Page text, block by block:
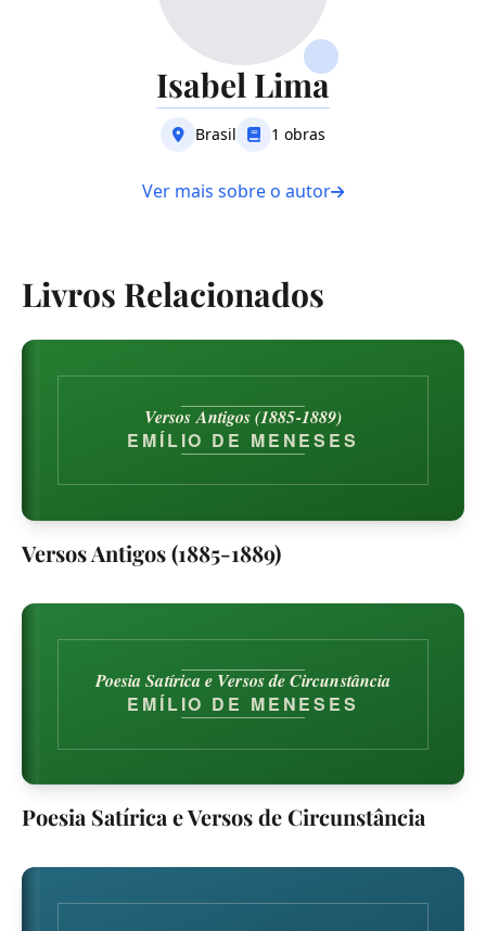
Isabel Lima
Brasil 1 obras
Ver mais sobre o autor
Livros Relacionados
Versos Antigos (1885-1889)
EMÍLIO DE MENESES
Versos Antigos (1885-1889)
Poesia Satírica e Versos de Circunstância
EMÍLIO DE MENESES
Poesia Satírica e Versos de Circunstância